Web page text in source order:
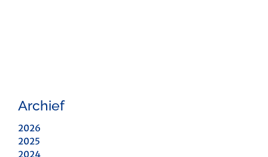
Archief
2026
2025
2024